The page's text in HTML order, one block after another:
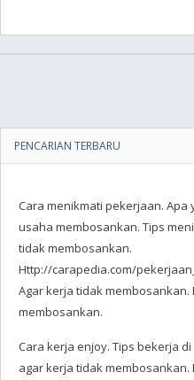
PENCARIAN TERBARU
Cara menikmati pekerjaan.
usaha membosankan. Tips
tidak membosankan.
Http://carapedia.com/
Agar kerja tidak
membosankan.
Cara kerja enjoy. Tips bekerja
agar kerja tidak